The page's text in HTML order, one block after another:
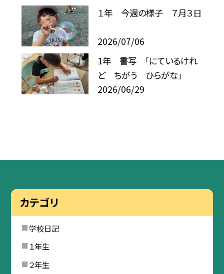
１年 今週の様子 ７月３日
2026/07/06
1年 書写 「にているけれ
ど ちがう ひらがな」
2026/06/29
カテゴリ
学校日記
１年生
２年生